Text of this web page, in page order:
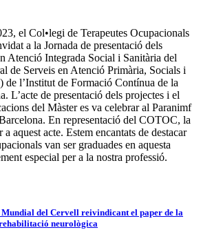
el Col•legi de Terapeutes Ocupacionals
a la Jornada de presentació dels
Atenció Integrada Social i Sanitària del
de Serveis en Atenció Primària, Socials i
l’Institut de Formació Contínua de la
L’acte de presentació dels projectes i el
del Màster es va celebrar al Paranimf
En representació del COTOC, la
a aquest acte. Estem encantats de destacar
van ser graduades en aquesta
especial per a la nostra professió.
Mundial del Cervell reivindicant el paper de la
neurològica